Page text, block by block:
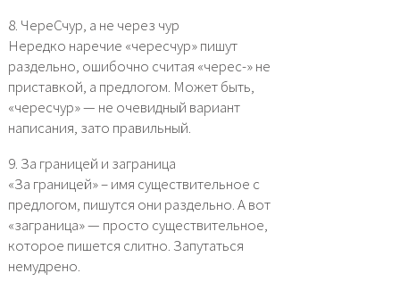
8. ЧереСчур, а не через чур
Нередко наречие «чересчур» пишут
раздельно, ошибочно считая «черес-» не
приставкой, а предлогом. Может быть,
«чересчур» — не очевидный вариант
написания, зато правильный.
9. За границей и заграница
«За границей» – имя существительное с
предлогом, пишутся они раздельно. А вот
«заграница» — просто существительное,
которое пишется слитно. Запутаться
немудрено.